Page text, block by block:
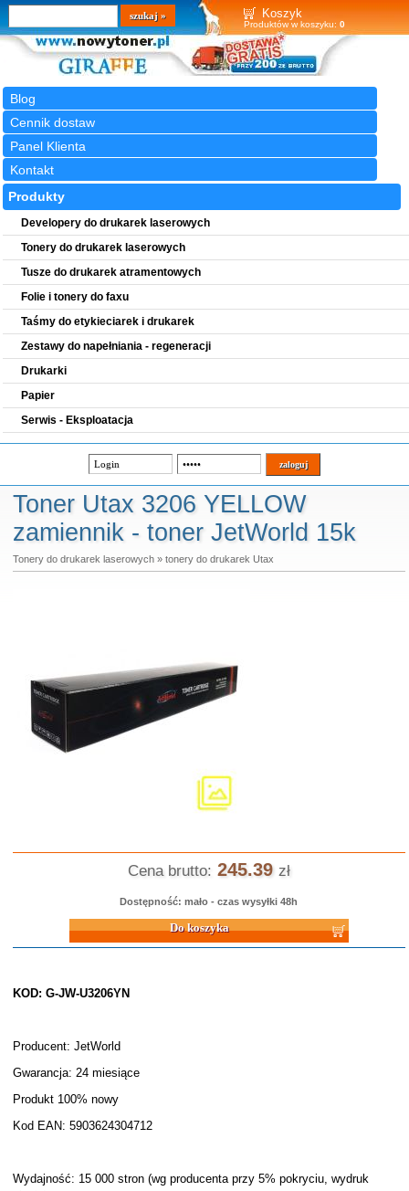
Koszyk
Produktów w koszyku: 0
Blog
Cennik dostaw
Panel Klienta
Kontakt
Wyszukiwarka
szukaj
Produkty
Developery do drukarek laserowych
Tonery do drukarek laserowych
Tusze do drukarek atramentowych
Folie i tonery do faxu
Taśmy do etykieciarek i drukarek
Zestawy do napełniania - regeneracji
Drukarki
Papier
Serwis - Eksploatacja
Toner Utax 3206 YELLOW
zamiennik - toner JetWorld 15k
Tonery do drukarek laserowych» tonery do drukarek Utax
Cena brutto: 245.39 zł
Dostępność: mało - czas wysyłki 48h
Do koszyka
KOD: G-JW-U3206YN
Producent: JetWorld
Gwarancja: 24 miesiące
Produkt 100% nowy
Kod EAN: 5903624304712
Wydajność: 15 000 stron (wg producenta przy 5% pokryciu, wydruk